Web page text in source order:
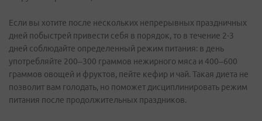
Если вы хотите после нескольких непрерывных праздничных
дней побыстрей привести себя в порядок, то в течение 2-3
дней соблюдайте определенный режим питания: в день
употребляйте 200–300 граммов нежирного мяса и 400–600
граммов овощей и фруктов, пейте кефир и чай. Такая диета не
позволит вам голодать, но поможет дисциплинировать режим
питания после продолжительных праздников.